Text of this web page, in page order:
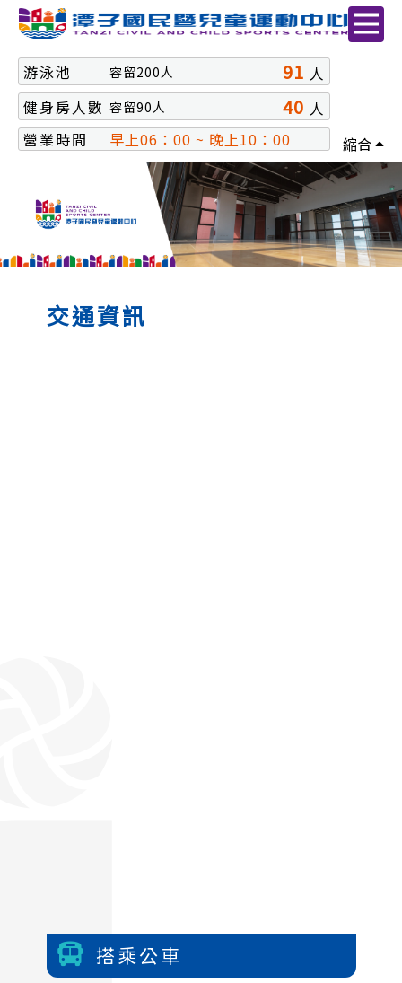
游泳池 容留200 人 91 人
健身房人數 容留90 人 40 人
營業時間
早上06：00 ~ 晚上10：00 縮合
交通資訊
搭乘公車